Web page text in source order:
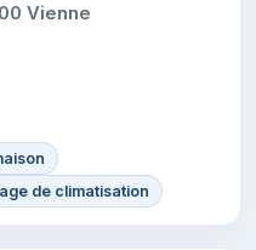
Vienne
de climatisation